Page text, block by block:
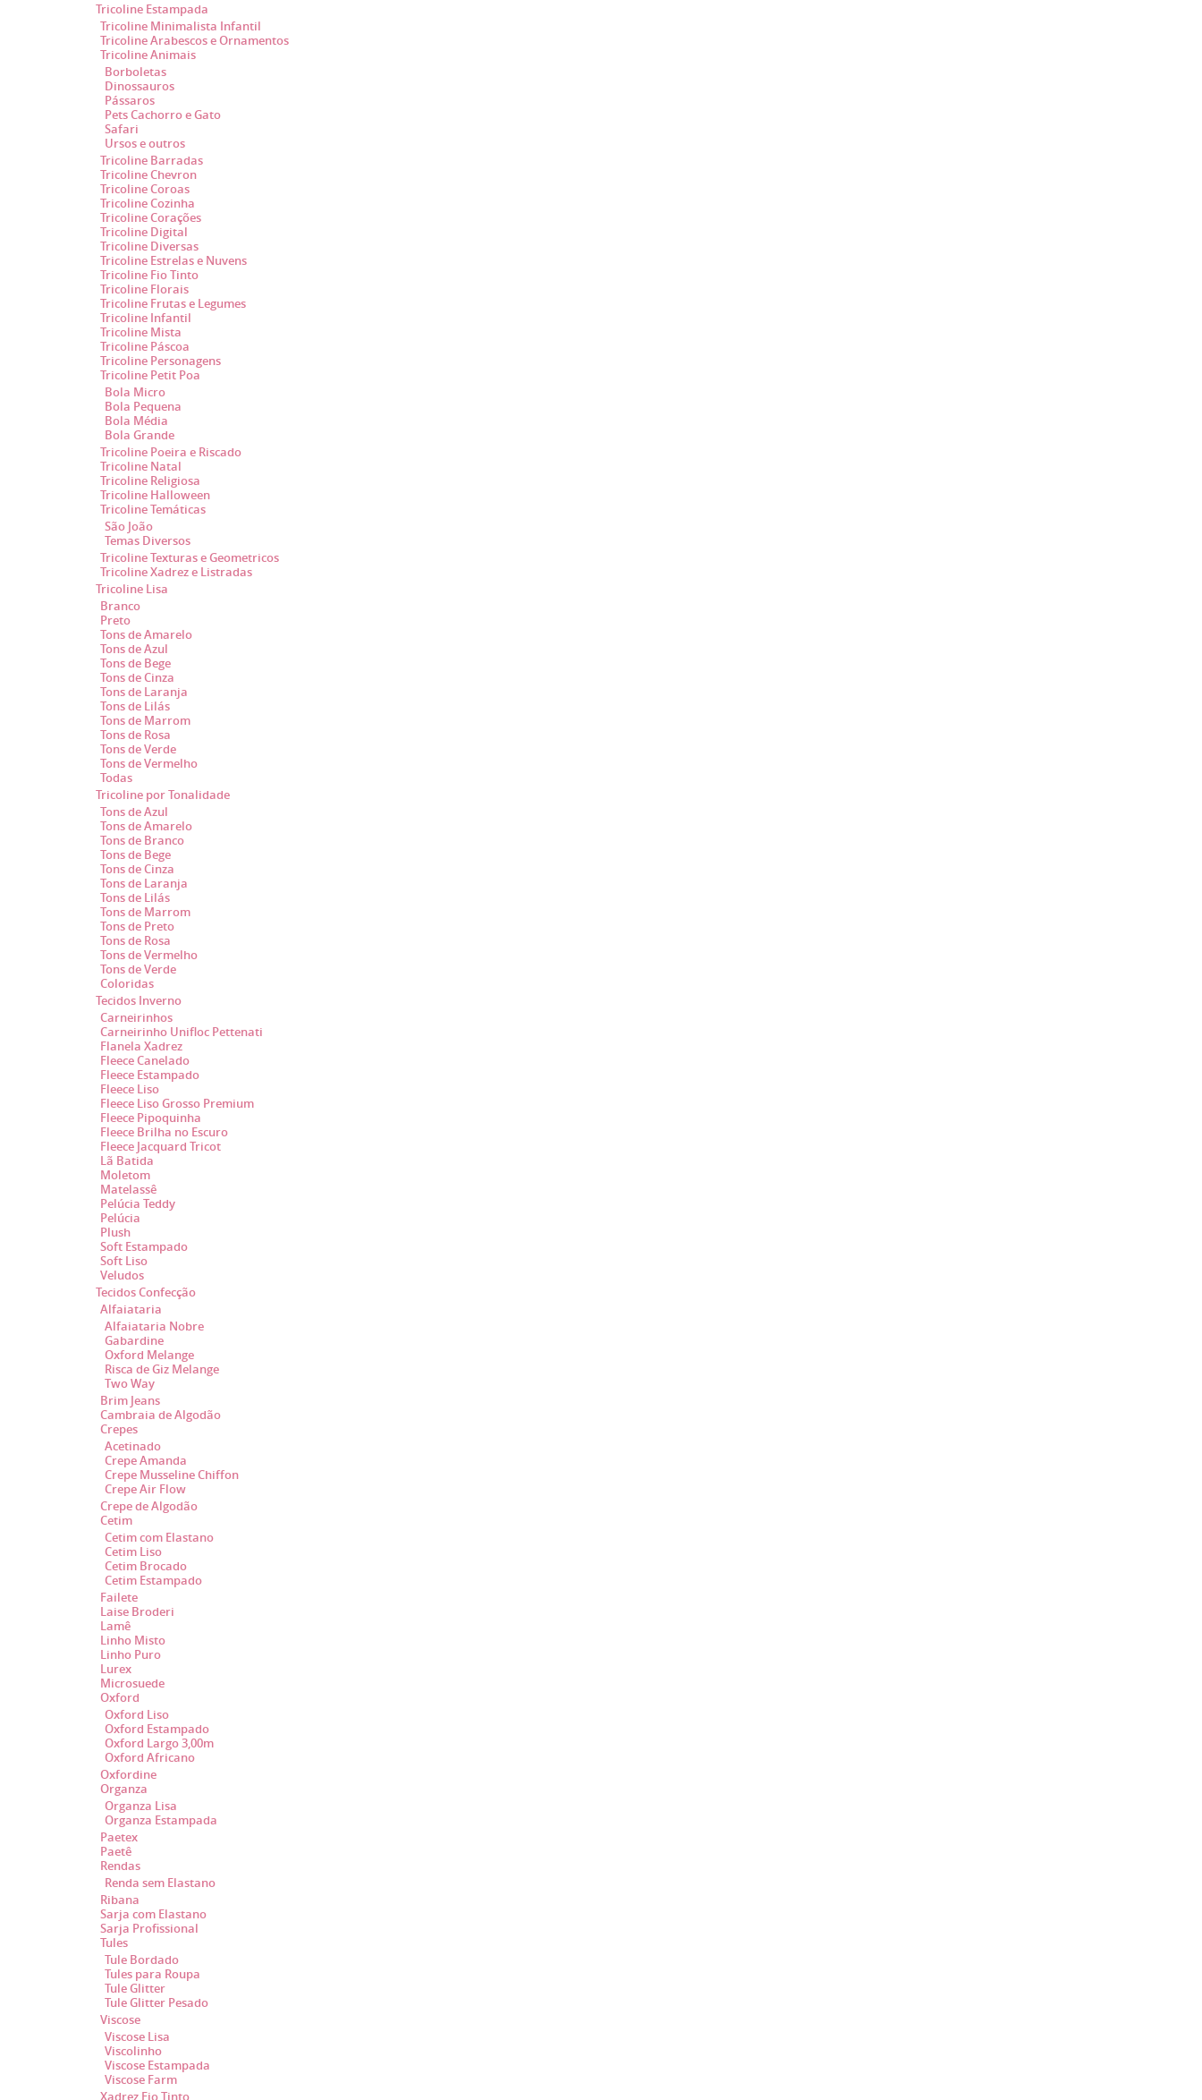
Tricoline Estampada
Tricoline Minimalista Infantil
Tricoline Arabescos e Ornamentos
Tricoline Animais
Borboletas
Dinossauros
Pássaros
Pets Cachorro e Gato
Safari
Ursos e outros
Tricoline Barradas
Tricoline Chevron
Tricoline Coroas
Tricoline Cozinha
Tricoline Corações
Tricoline Digital
Tricoline Diversas
Tricoline Estrelas e Nuvens
Tricoline Fio Tinto
Tricoline Florais
Tricoline Frutas e Legumes
Tricoline Infantil
Tricoline Mista
Tricoline Páscoa
Tricoline Personagens
Tricoline Petit Poa
Bola Micro
Bola Pequena
Bola Média
Bola Grande
Tricoline Poeira e Riscado
Tricoline Natal
Tricoline Religiosa
Tricoline Halloween
Tricoline Temáticas
São João
Temas Diversos
Tricoline Texturas e Geometricos
Tricoline Xadrez e Listradas
Tricoline Lisa
Branco
Preto
Tons de Amarelo
Tons de Azul
Tons de Bege
Tons de Cinza
Tons de Laranja
Tons de Lilás
Tons de Marrom
Tons de Rosa
Tons de Verde
Tons de Vermelho
Todas
Tricoline por Tonalidade
Tons de Azul
Tons de Amarelo
Tons de Branco
Tons de Bege
Tons de Cinza
Tons de Laranja
Tons de Lilás
Tons de Marrom
Tons de Preto
Tons de Rosa
Tons de Vermelho
Tons de Verde
Coloridas
Tecidos Inverno
Carneirinhos
Carneirinho Unifloc Pettenati
Flanela Xadrez
Fleece Canelado
Fleece Estampado
Fleece Liso
Fleece Liso Grosso Premium
Fleece Pipoquinha
Fleece Brilha no Escuro
Fleece Jacquard Tricot
Lã Batida
Moletom
Matelassê
Pelúcia Teddy
Pelúcia
Plush
Soft Estampado
Soft Liso
Veludos
Tecidos Confecção
Alfaiataria
Alfaiataria Nobre
Gabardine
Oxford Melange
Risca de Giz Melange
Two Way
Brim Jeans
Cambraia de Algodão
Crepes
Acetinado
Crepe Amanda
Crepe Musseline Chiffon
Crepe Air Flow
Crepe de Algodão
Cetim
Cetim com Elastano
Cetim Liso
Cetim Brocado
Cetim Estampado
Failete
Laise Broderi
Lamê
Linho Misto
Linho Puro
Lurex
Microsuede
Oxford
Oxford Liso
Oxford Estampado
Oxford Largo 3,00m
Oxford Africano
Oxfordine
Organza
Organza Lisa
Organza Estampada
Paetex
Paetê
Rendas
Renda sem Elastano
Ribana
Sarja com Elastano
Sarja Profissional
Tules
Tule Bordado
Tules para Roupa
Tule Glitter
Tule Glitter Pesado
Viscose
Viscose Lisa
Viscolinho
Viscose Estampada
Viscose Farm
Xadrez Fio Tinto